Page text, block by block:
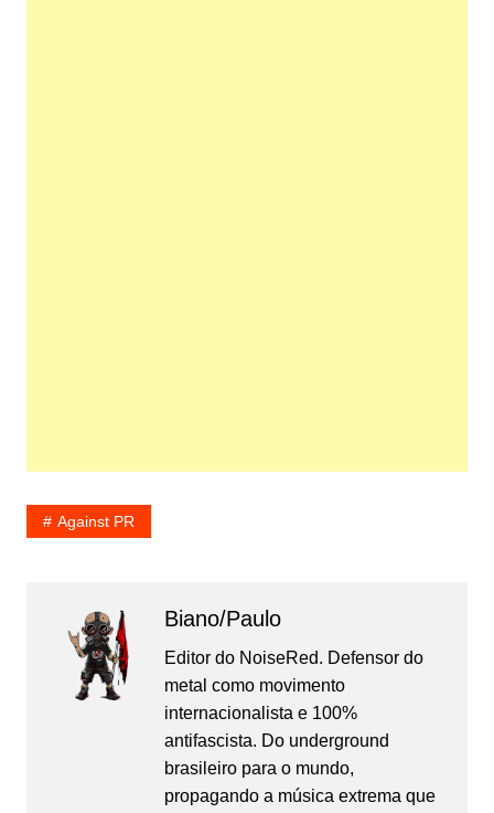
Against PR
Biano/Paulo
Editor do NoiseRed. Defensor do
metal como movimento
internacionalista e 100%
antifascista. Do underground
brasileiro para o mundo,
propagando a música extrema que